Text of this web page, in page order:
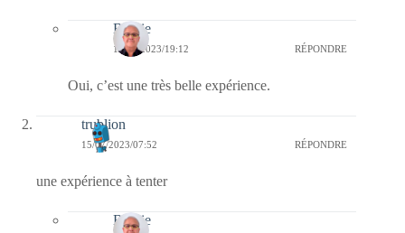
Bernie
16/07/2023/19:12 RÉPONDRE
Oui, c’est une très belle expérience.
trublion
15/07/2023/07:52 RÉPONDRE
une expérience à tenter
Bernie